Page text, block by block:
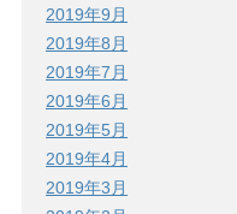
2019年9月
2019年8月
2019年7月
2019年6月
2019年5月
2019年4月
2019年3月